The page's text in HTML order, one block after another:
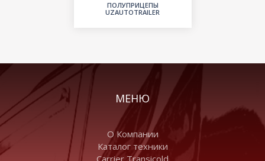
ПОЛУПРИЦЕПЫ
UZAUTOTRAILER
МЕНЮ
О Компании
Каталог техники